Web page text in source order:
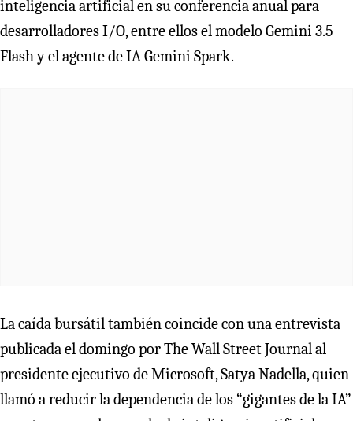
inteligencia artificial en su conferencia anual para
desarrolladores I/O, entre ellos el modelo Gemini 3.5
Flash y el agente de IA Gemini Spark.
La caída bursátil también coincide con una entrevista
publicada el domingo por The Wall Street Journal al
presidente ejecutivo de Microsoft, Satya Nadella, quien
llamó a reducir la dependencia de los “gigantes de la IA”